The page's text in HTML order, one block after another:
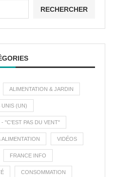
RECHERCHER
ALIMENTATION & JARDIN
UNIS (UN)
- "C'EST PAS DU VENT"
VIDÉOS
FRANCE INFO
CONSOMMATION